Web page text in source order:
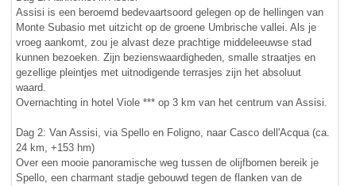
Assisi is een beroemd bedevaartsoord gelegen op de hellingen van
Monte Subasio met uitzicht op de groene Umbrische vallei. Als je
vroeg aankomt, zou je alvast deze prachtige middeleeuwse stad
kunnen bezoeken. Zijn bezienswaardigheden, smalle straatjes en
gezellige pleintjes met uitnodigende terrasjes zijn het absoluut
waard.
Overnachting in hotel Viole *** op 3 km van het centrum van Assisi.
Dag 2: Van Assisi, via Spello en Foligno, naar Casco dell'Acqua (ca.
24 km, +153 hm)
Over een mooie panoramische weg tussen de olijfbomen bereik je
Spello, een charmant stadje gebouwd tegen de flanken van de